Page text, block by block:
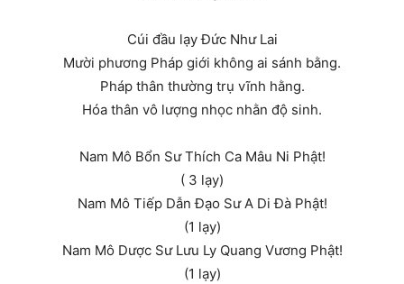
Cúi đầu lạy Đức Như Lai
Mười phương Pháp giới không ai sánh bằng.
Pháp thân thường trụ vĩnh hằng.
Hóa thân vô lượng nhọc nhằn độ sinh.
Nam Mô Bổn Sư Thích Ca Mâu Ni Phật!
( 3 lạy)
Nam Mô Tiếp Dẫn Đạo Sư A Di Đà Phật!
(1 lạy)
Nam Mô Dược Sư Lưu Ly Quang Vương Phật!
(1 lạy)